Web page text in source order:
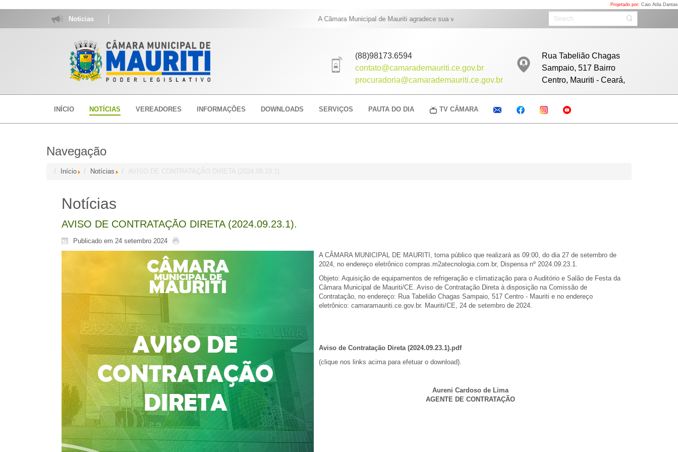
Projetado por: Caio Atila Dantas
Noticias A Câmara Municipal de Mauriti agradece sua visita. Acompanhe as sessões ao vivo todos as Sextas com início as 08h
Rua Tabelião Chagas
Sampaio, 517 Bairro
Centro, Mauriti - Ceará,
(88)98173.6594
contato@camarademauriti.ce.gov.br
procuradoria@camarademauriti.ce.gov.br
INÍCIO NOTÍCIAS VEREADORES INFORMAÇÕES DOWNLOADS SERVIÇOS PAUTA DO DIA TV CÂMARA
Navegação
Início Notícias AVISO DE CONTRATAÇÃO DIRETA (2024.09.23.1).
Notícias
AVISO DE CONTRATAÇÃO DIRETA (2024.09.23.1).
Publicado em 24 setembro 2024
A CÂMARA MUNICIPAL DE MAURITI, torna público que realizará as 09:00, do dia 27 de setembro de
2024, no endereço eletrônico compras.m2atecnologia.com.br, Dispensa nº 2024.09.23.1.
Objeto: Aquisição de equipamentos de refrigeração e climatização para o Auditório e Salão de Festa da
Câmara Municipal de Mauriti/CE. Aviso de Contratação Direta à disposição na Comissão de
Contratação, no endereço: Rua Tabelião Chagas Sampaio, 517 Centro - Mauriti e no endereço
eletrônico: camaramauriti.ce.gov.br. Mauriti/CE, 24 de setembro de 2024.
Aviso de Contratação Direta (2024.09.23.1).pdf
(clique nos links acima para efetuar o download).
Aureni Cardoso de Lima
AGENTE DE CONTRATAÇÃO